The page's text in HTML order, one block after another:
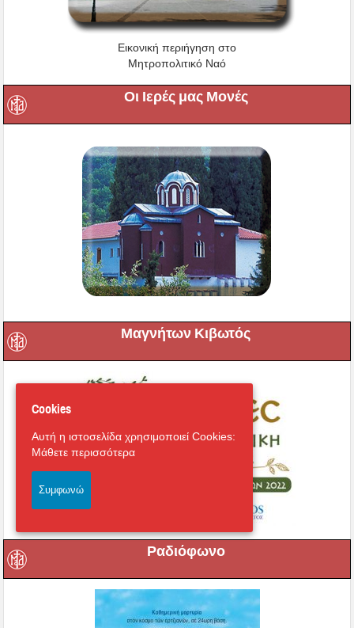
Εικονική περιήγηση στο
Μητροπολιτικό Ναό
Οι Ιερές μας Μονές
Μαγνήτων Κιβωτός
Ραδιόφωνο
Cookies
Αυτή η ιστοσελίδα χρησιμοποιεί Cookies:
Μάθετε περισσότερα
Συμφωνώ